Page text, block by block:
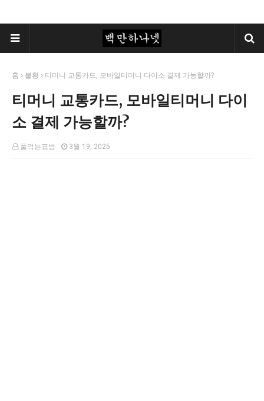
홈 불황 티머니 교통카드, 모바일티머니 다이소 결제 가능할까?
티머니 교통카드, 모바일티머니 다이
소 결제 가능할까?
풀먹는표범 3월 19, 2025